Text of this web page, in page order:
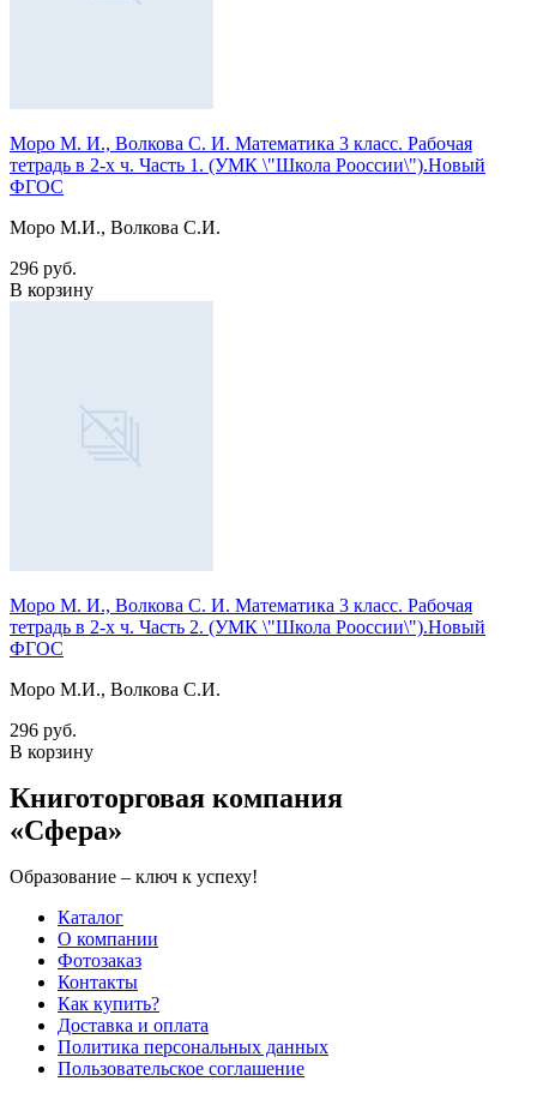
Моро М. И., Волкова С. И. Математика 3 класс. Рабочая
тетрадь в 2-х ч. Часть 1. (УМК \"Школа Рооссии\").Новый
ФГОС
Моро М.И., Волкова С.И.
296 руб.
В корзину
Моро М. И., Волкова С. И. Математика 3 класс. Рабочая
тетрадь в 2-х ч. Часть 2. (УМК \"Школа Рооссии\").Новый
ФГОС
Моро М.И., Волкова С.И.
296 руб.
В корзину
Книготорговая компания
«Сфера»
Образование – ключ к успеху!
Каталог
О компании
Фотозаказ
Контакты
Как купить?
Доставка и оплата
Политика персональных данных
Пользовательское соглашение